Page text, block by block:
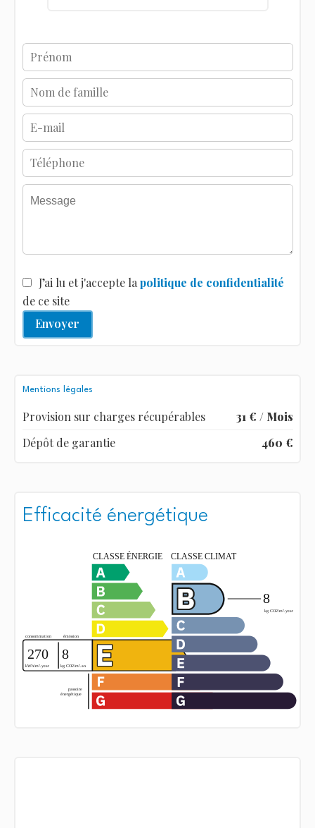
J’ai lu et j'accepte la politique de confidentialité
de ce site
Envoyer
Mentions légales
Provision sur charges récupérables
31 € / Mois
Dépôt de garantie
460 €
Efficacité énergétique